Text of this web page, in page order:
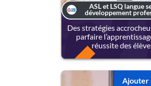
ASL et LSQ langue
développement
Des stratégies
parfaire
réussite des
FREE
Ajouter